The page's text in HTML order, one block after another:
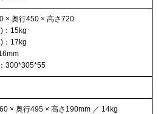
× 奥行450 × 高さ720
：15kg
：17kg
300*305*55
× 奥行495 × 高さ190mm ／ 14kg